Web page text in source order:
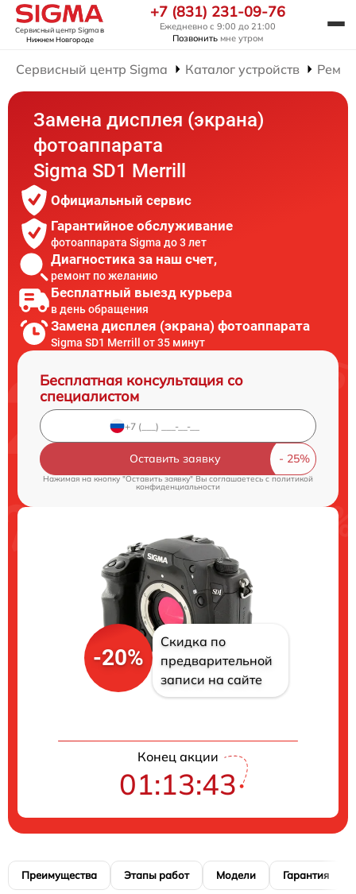
Сервисный центр Sigmaв
Нижнем Новгороде
+7 (831) 231-09-76
Ежедневно с 9:00 до 21:00
Позвонить мне утром
Сервисный центр Sigma Каталог устройств
Замена дисплея (экрана)
фотоаппарата
Sigma SD1 Merrill
Официальный сервис
Гарантийное обслуживание
фотоаппарата Sigma до 3 лет
Диагностика за наш счет,
ремонт по желанию
Бесплатный выезд курьера
в день обращения
Замена дисплея (экрана) фотоаппарата
Sigma SD1 Merrill от 35 минут
Бесплатная консультация со
специалистом
Оставить заявку
Нажимая на кнопку "Оставить заявку" Вы соглашаетесь c политикой
конфиденциальности
-20%
Скидка по
предварительной
записи на сайте
Конец акции
01:13:42
Преимущества Этапы работ Модели Гарантия